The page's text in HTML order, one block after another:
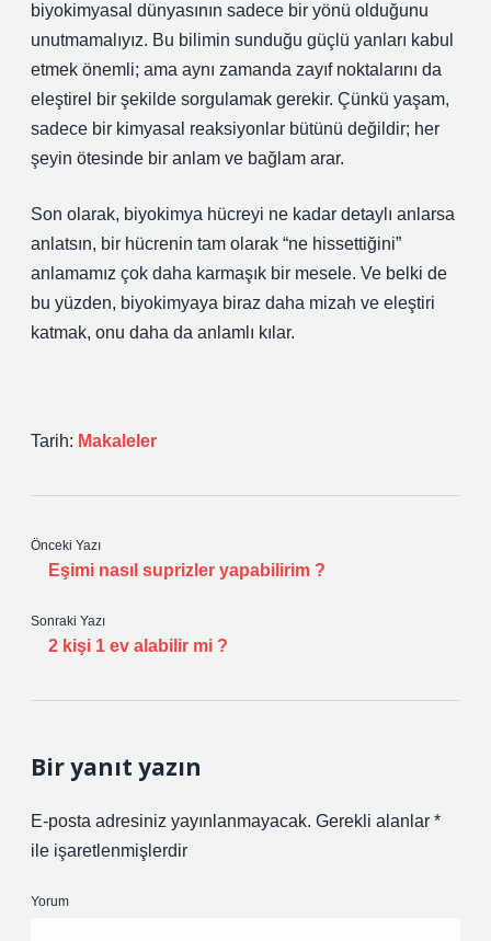
biyokimyasal dünyasının sadece bir yönü olduğunu
unutmamalıyız. Bu bilimin sunduğu güçlü yanları kabul
etmek önemli; ama aynı zamanda zayıf noktalarını da
eleştirel bir şekilde sorgulamak gerekir. Çünkü yaşam,
sadece bir kimyasal reaksiyonlar bütünü değildir; her
şeyin ötesinde bir anlam ve bağlam arar.
Son olarak, biyokimya hücreyi ne kadar detaylı anlarsa
anlatsın, bir hücrenin tam olarak “ne hissettiğini”
anlamamız çok daha karmaşık bir mesele. Ve belki de
bu yüzden, biyokimyaya biraz daha mizah ve eleştiri
katmak, onu daha da anlamlı kılar.
Tarih: Makaleler
Önceki Yazı
Eşimi nasıl suprizler yapabilirim ?
Sonraki Yazı
2 kişi 1 ev alabilir mi ?
Bir yanıt yazın
E-posta adresiniz yayınlanmayacak. Gerekli alanlar *
ile işaretlenmişlerdir
Yorum